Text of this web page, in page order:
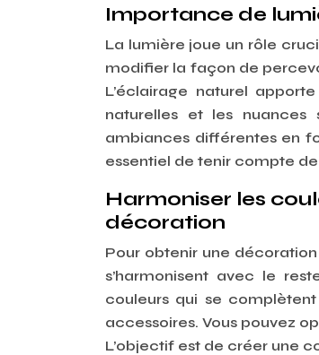
Importance de
La lumière joue un rôle
modifier la façon de
L’éclairage naturel
naturelles et les nuances
ambiances différentes en
essentiel de tenir compte
Harmoniser les
décoration
Pour obtenir une
s’harmonisent avec le
couleurs qui se
accessoires. Vous pouvez
L’objectif est de créer une